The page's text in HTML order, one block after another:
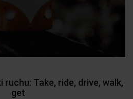
Take, ride, drive, walk,
get